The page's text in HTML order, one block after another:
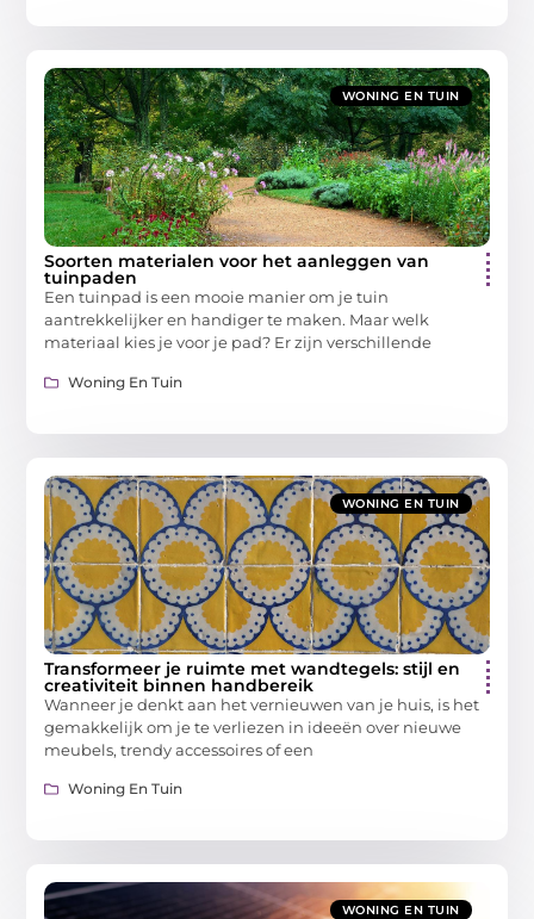
WONING EN TUIN
Soorten materialen voor het aanleggen van
tuinpaden
Een tuinpad is een mooie manier om je tuin
aantrekkelijker en handiger te maken. Maar welk
materiaal kies je voor je pad? Er zijn verschillende
Woning En Tuin
WONING EN TUIN
Transformeer je ruimte met wandtegels: stijl en
creativiteit binnen handbereik
Wanneer je denkt aan het vernieuwen van je huis, is het
gemakkelijk om je te verliezen in ideeën over nieuwe
meubels, trendy accessoires of een
Woning En Tuin
WONING EN TUIN